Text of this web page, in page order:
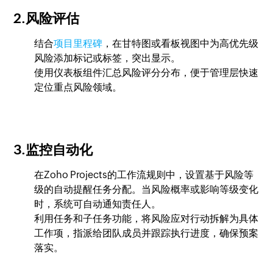
2.风险评估
结合项目里程碑 ，在甘特图或看板视图中为高优先级
风险添加标记或标签，突出显示。
使用仪表板组件汇总风险评分分布，便于管理层快速
定位重点风险领域。
3.监控自动化
在Zoho Projects的工作流规则中，设置基于风险等
级的自动提醒任务分配。当风险概率或影响等级变化
时，系统可自动通知责任人。
利用任务和子任务功能，将风险应对行动拆解为具体
工作项，指派给团队成员并跟踪执行进度，确保预案
落实。